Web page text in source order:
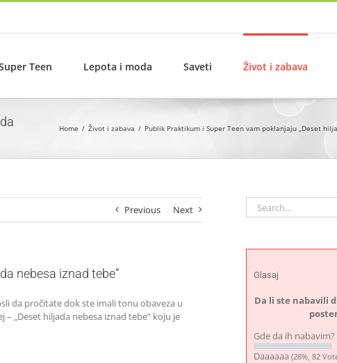
Teen Lepota i moda Saveti Život i zabava
Home Život i zabava Publik Praktikum i Super Teen vam poklanjaju „Deset
Previous Next
nebesa iznad tebe”
da pročitate dok ste imali tonu obaveza u
„Deset hiljada nebesa iznad tebe” koju je
Search
for:
Glasaj
Da li ste nabavili
Gde da ih nabavim?
Daaaaaa (28%, 82